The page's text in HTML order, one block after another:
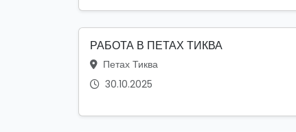
РАБОТА В ПЕТАХ ТИКВА
Петах Тиква
30.10.2025